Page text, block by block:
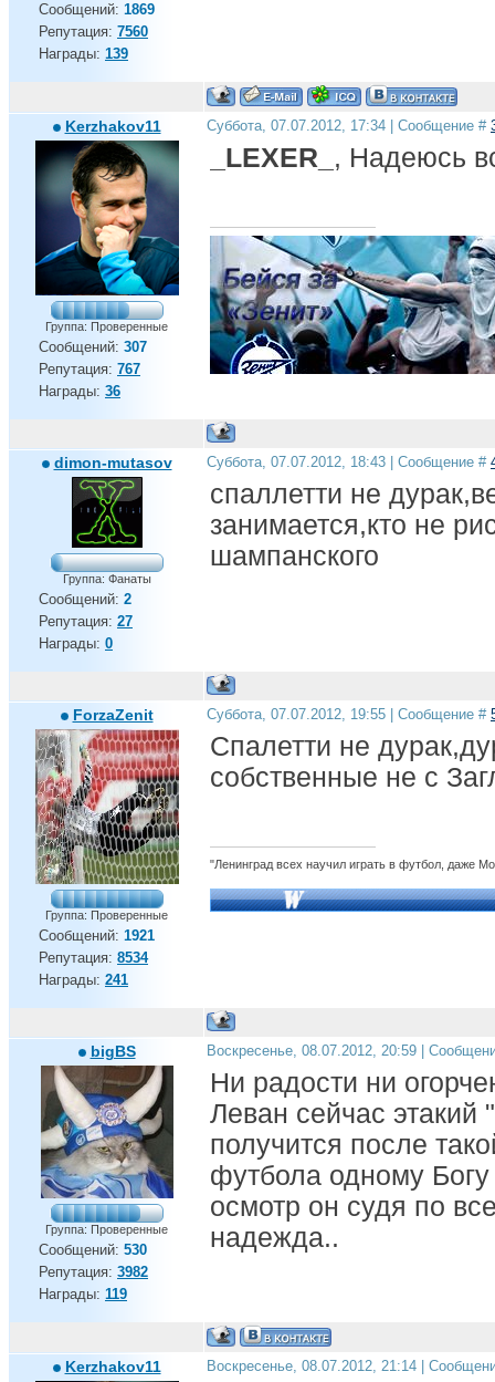
Сообщений: 1869
Репутация: 7560
Награды: 139
Kerzhakov11
Группа: Проверенные
Сообщений: 307
Репутация: 767
Награды: 36
Суббота, 07.07.2012, 17:34 | Сообщение #
_LEXER_ , Надеюсь
dimon-mutasov
Группа: Фанаты
Сообщений: 2
Репутация: 27
Награды: 0
Суббота, 07.07.2012, 18:43 | Сообщение #
спаллетти не
занимается,кто не
шампанского
ForzaZenit
Группа: Проверенные
Сообщений: 1921
Репутация: 8534
Награды: 241
Суббота, 07.07.2012, 19:55 | Сообщение #
Спалетти не
собственные не с
"Ленинград всех научил играть в футбол, даже
bigBS
Группа: Проверенные
Сообщений: 530
Репутация: 3982
Награды: 119
Воскресенье, 08.07.2012, 20:59 |
Ни радости ни
Леван сейчас этакий
получится после
футбола одному
осмотр он судя по
надежда..
Kerzhakov11 Воскресенье, 08.07.2012, 21:14 |